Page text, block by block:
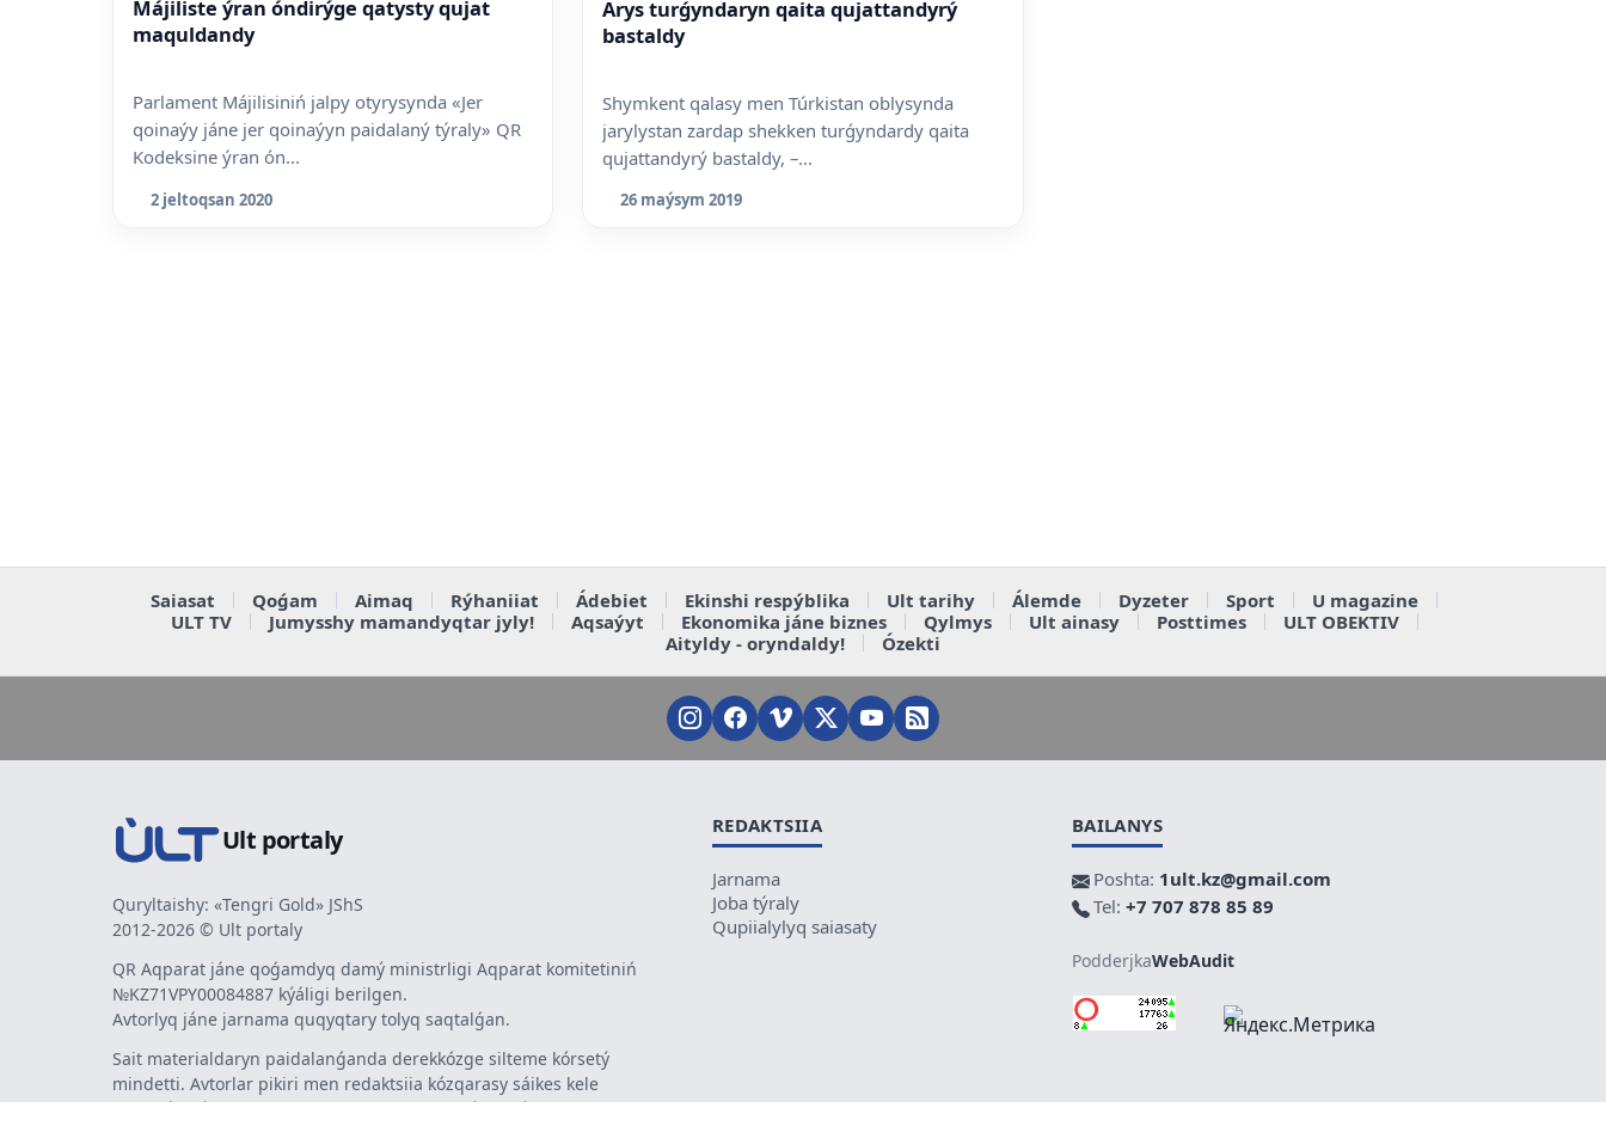
Májiliste ýran óndirýge qatysty qujat
maquldandy
Parlament Májilisiniń jalpy otyrysynda «Jer
qoinaýy jáne jer qoinaýyn paidalaný týraly» QR
Kodeksine ýran ón...
2 jeltoqsan 2020
Arys turǵyndaryn qaita qujattandyrý
bastaldy
Shymkent qalasy men Túrkistan oblysynda
jarylystan zardap shekken turǵyndardy qaita
qujattandyrý bastaldy, –...
26 maýsym 2019
Saiasat Qoǵam Aimaq Rýhaniiat Ádebiet Ekinshi respýblika Ult tarihy Álemde Dyzeter Sport
U magazine
ULT TV
Jumysshy mamandyqtar jyly! Aqsaýyt Ekonomika jáne biznes Qylmys Ult ainasy Posttimes
ULT OBEKTIV
Aityldy - oryndaldy!
Ózekti
Ult portaly
Quryltaishy: «Tengri Gold» JShS
2012-2026 © Ult portaly
QR Aqparat jáne qoǵamdyq damý ministrligi Aqparat komitetiniń
№KZ71VPY00084887 kýáligi berilgen.
Avtorlyq jáne jarnama quqyqtary tolyq saqtalǵan.
Sait materialdaryn paidalanǵanda derekkózge silteme kórsetý
mindetti. Avtorlar pikiri men redaktsiia kózqarasy sáikes kele
bermeýi múmkin. Jarnama men habarlandyrýlardyń mazmunyna
REDAKTSIIA
Jarnama
Joba týraly
Qupiialylyq saiasaty
BAILANYS
Poshta: 1ult.kz@gmail.com
Tel: +7 707 878 85 89
PodderjkaWebAudit